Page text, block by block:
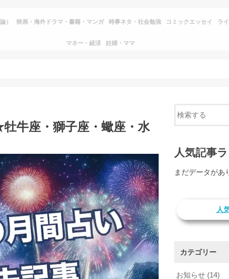
） 映画・海外ドラマ・書籍・マンガ 時事ネタ・社会勉強 コミックエッセイ ラ
マネー・経済 妊婦・ママ
牛座・獅子座・蠍座・水
人気記事
まだデータがあ
人
カテゴリー
お知らせ (14)